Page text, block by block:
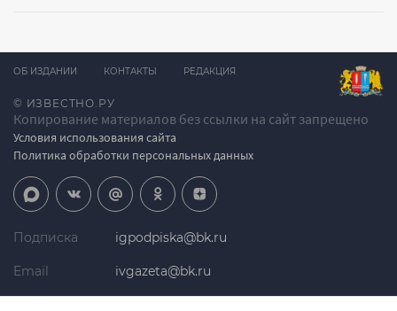
© ИЗВЕСТНО.РУ
Копирование материалов без ссылки на сайт запрещено
Условия использования сайта
Политика обработки персональных данных
ОБ ИЗДАНИИ КОНТАКТЫ РЕДАКЦИЯ
Подписка igpodpiska@bk.ru
Email ivgazeta@bk.ru